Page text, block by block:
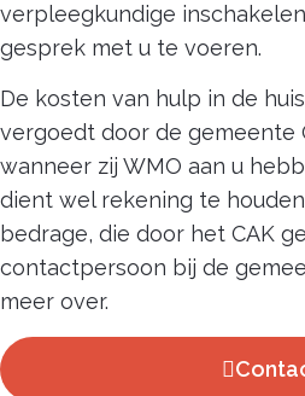
verpleegkundige
gesprek met u te voeren.
De kosten van hulp in de
vergoedt door de gemeente
wanneer zij WMO aan u
dient wel rekening te
bedrage, die door het CAK
contactpersoon bij de
meer over.